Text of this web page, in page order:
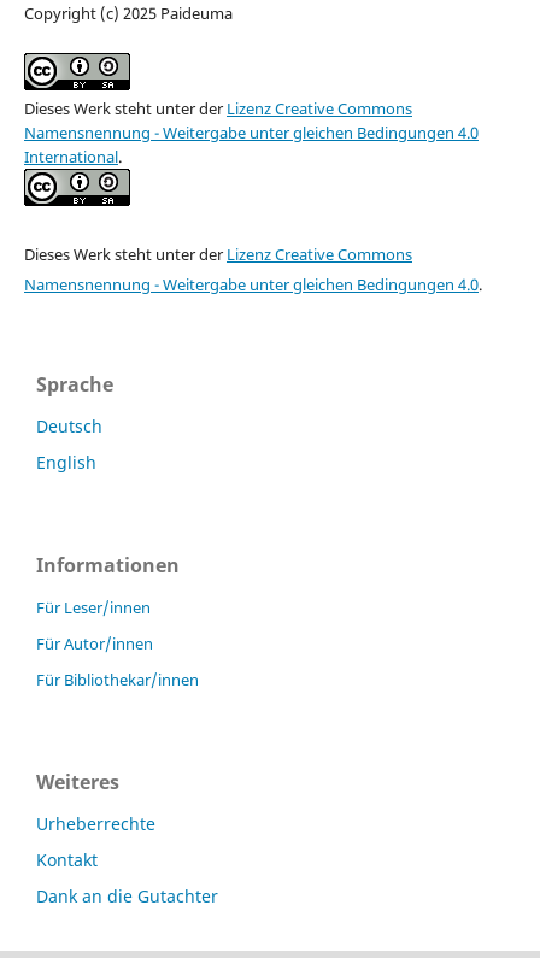
Copyright (c) 2025 Paideuma
Dieses Werk steht unter der Lizenz Creative Commons
Namensnennung - Weitergabe unter gleichen Bedingungen 4.0
International.
Dieses Werk steht unter der Lizenz Creative Commons
Namensnennung - Weitergabe unter gleichen Bedingungen 4.0.
Sprache
Deutsch
English
Informationen
Für Leser/innen
Für Autor/innen
Für Bibliothekar/innen
Weiteres
Urheberrechte
Kontakt
Dank an die Gutachter